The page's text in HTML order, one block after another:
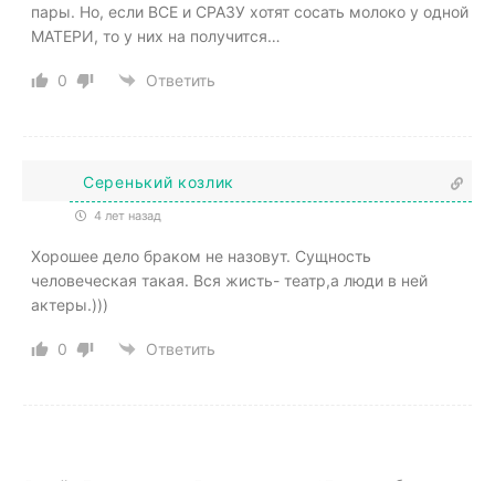
пары. Но, если ВСЕ и СРАЗУ хотят сосать молоко у одной
МАТЕРИ, то у них на получится…
0 Ответить
Серенький козлик
4 лет назад
Хорошее дело браком не назовут. Сущность
человеческая такая. Вся жисть- театр,а люди в ней
актеры.)))
0 Ответить